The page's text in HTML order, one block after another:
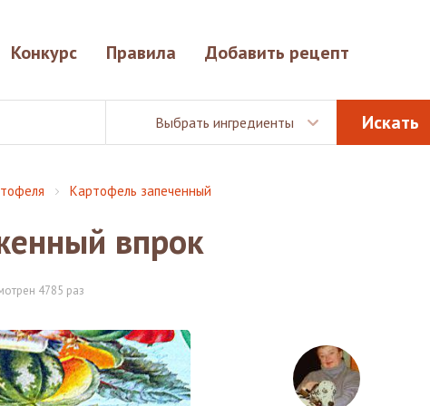
Конкурс Правила Добавить рецепт
Выбрать ингредиенты
Картофель запеченный
впрок
4785 раз